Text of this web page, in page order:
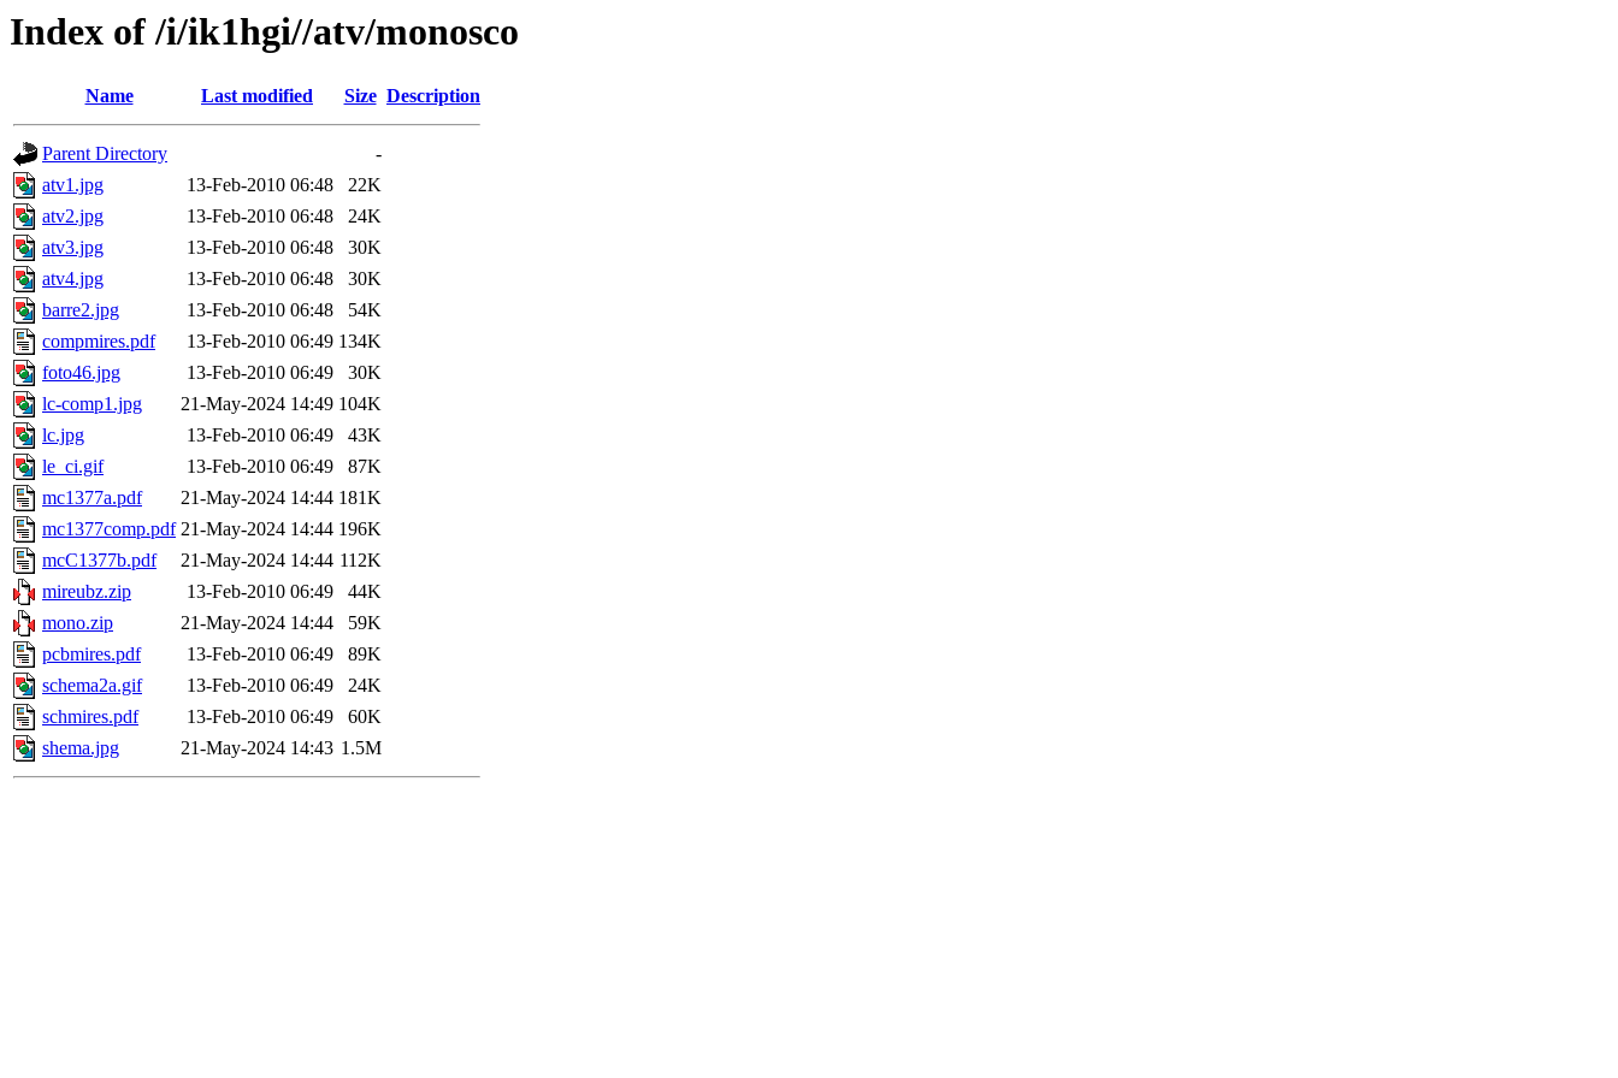
Index of /i/ik1hgi//atv/monosco
Name Last modified Size Description
Parent Directory
-
atv1.jpg
13-Feb-2010 06:48
22K
atv2.jpg
13-Feb-2010 06:48
24K
atv3.jpg
13-Feb-2010 06:48
30K
atv4.jpg
13-Feb-2010 06:48
30K
barre2.jpg
13-Feb-2010 06:48
54K
compmires.pdf
13-Feb-2010 06:49 134K
foto46.jpg
13-Feb-2010 06:49
30K
lc-comp1.jpg
21-May-2024 14:49 104K
lc.jpg
13-Feb-2010 06:49
43K
le_ci.gif
13-Feb-2010 06:49
87K
mc1377a.pdf
21-May-2024 14:44 181K
mc1377comp.pdf 21-May-2024 14:44 196K
mcC1377b.pdf
21-May-2024 14:44 112K
mireubz.zip
13-Feb-2010 06:49
44K
mono.zip
21-May-2024 14:44
59K
pcbmires.pdf
13-Feb-2010 06:49
89K
schema2a.gif
13-Feb-2010 06:49
24K
schmires.pdf
13-Feb-2010 06:49
60K
shema.jpg
21-May-2024 14:43 1.5M